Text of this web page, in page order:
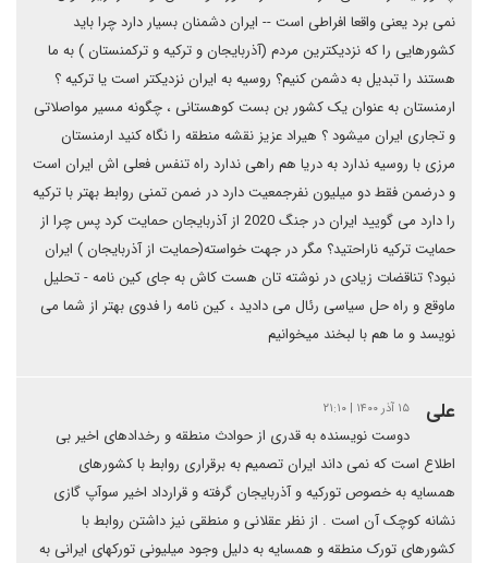
نمی برد یعنی واقعا افراطی است -- ایران دشمنان بسیار دارد چرا باید
کشورهایی را که نزدیکترین مردم (آذربایجان و ترکیه و ترکمنستان ) به ما
هستند را تبدیل به دشمن کنیم؟ روسیه به ایران نزدیکتر است یا ترکیه ؟
ارمنستان به عنوان یک کشور بن بست کوهستانی ، چگونه مسیر مواصلاتی
و تجاری ایران میشود ؟ هیراد عزیز نقشه منطقه را نگاه کنید ارمنستان
مرزی با روسیه ندارد به دریا هم راهی ندارد راه تنفس فعلی اش ایران است
و درضمن فقط دو میلیون نفرجمعیت دارد در ضمن تمنی روابط بهتر با ترکیه
را دارد می گویید ایران در جنگ 2020 از آذربایجان حمایت کرد پس چرا از
حمایت ترکیه ناراحتید؟ مگر در جهت خواسته(حمایت از آذربایجان ) ایران
نبود؟ تناقضات زیادی در نوشته تان هست کاش به جای کین نامه - تحلیل
ماوقع و راه حل سیاسی رئال می دادید ، کین نامه را فدوی بهتر از شما می
نویسد و ما هم با لبخند میخوانیم
علی ۱۵ آذر ۱۴۰۰ | ۲۱:۱۰
دوست نویسنده به قدری از حوادث منطقه و رخدادهای اخیر بی
اطلاع است که نمی داند ایران تصمیم به برقراری روابط با کشورهای
همسایه به خصوص تورکیه و آذربایجان گرفته و قرارداد اخیر سوآپ گازی
نشانه کوچک آن است . از نظر عقلانی و منطقی نیز داشتن روابط با
کشورهای تورک منطقه و همسایه به دلیل وجود میلیونی تورکهای ایرانی به